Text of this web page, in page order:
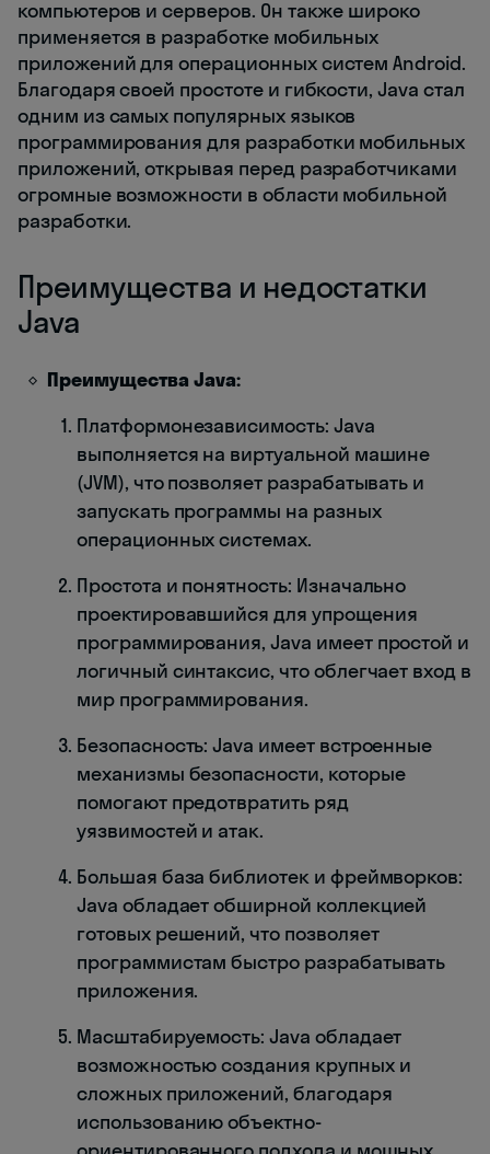
компьютеров и серверов. Он также широко
применяется в разработке мобильных
приложений для операционных систем Android.
Благодаря своей простоте и гибкости, Java стал
одним из самых популярных языков
программирования для разработки мобильных
приложений, открывая перед разработчиками
огромные возможности в области мобильной
разработки.
Преимущества и недостатки
Java
Преимущества Java:
Платформонезависимость: Java
выполняется на виртуальной машине
(JVM), что позволяет разрабатывать и
запускать программы на разных
операционных системах.
Простота и понятность: Изначально
проектировавшийся для упрощения
программирования, Java имеет простой и
логичный синтаксис, что облегчает вход в
мир программирования.
Безопасность: Java имеет встроенные
механизмы безопасности, которые
помогают предотвратить ряд
уязвимостей и атак.
Большая база библиотек и фреймворков:
Java обладает обширной коллекцией
готовых решений, что позволяет
программистам быстро разрабатывать
приложения.
Масштабируемость: Java обладает
возможностью создания крупных и
сложных приложений, благодаря
использованию объектно-